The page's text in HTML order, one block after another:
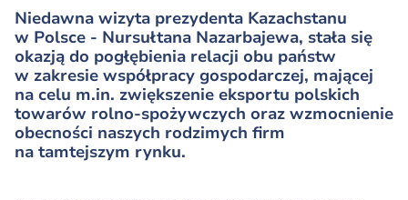
Niedawna wizyta prezydenta Kazachstanu
w Polsce - Nursułtana Nazarbajewa, stała się
okazją do pogłębienia relacji obu państw
w zakresie współpracy gospodarczej, mającej
na celu m.in. zwiększenie eksportu polskich
towarów rolno-spożywczych oraz wzmocnienie
obecności naszych rodzimych firm
na tamtejszym rynku.